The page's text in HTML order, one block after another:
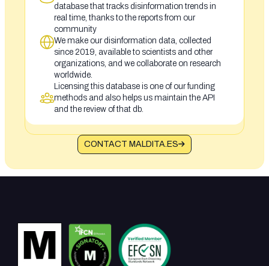
database that tracks disinformation trends in
real time, thanks to the reports from our
community
We make our disinformation data, collected
since 2019, available to scientists and other
organizations, and we collaborate on research
worldwide.
Licensing this database is one of our funding
methods and also helps us maintain the API
and the review of that db.
CONTACT MALDITA.ES